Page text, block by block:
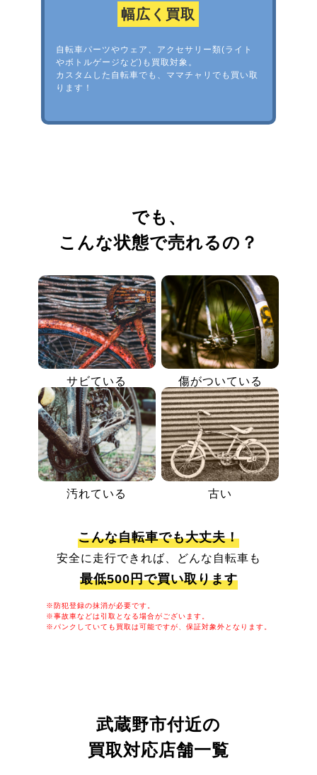
幅広く買取
自転車パーツやウェア、アクセサリー類(ライト
やボトルゲージなど)も買取対象。
カスタムした自転車でも、ママチャリでも買い取
ります！
でも、
こんな状態で売れるの？
サビている 傷がついている
汚れている 古い
こんな自転車でも大丈夫！
安全に走行できれば、どんな自転車も
最低500円で買い取ります
※防犯登録の抹消が必要です。
※事故車などは引取となる場合がございます。
※パンクしていても買取は可能ですが、保証対象外となります。
武蔵野市付近の
買取対応店舗一覧